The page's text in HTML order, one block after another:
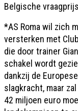
Belgische
*AS Roma wil zich
versterken met
die door trainer
schakel wordt
dankzij de
slagkracht, maar
42 miljoen euro